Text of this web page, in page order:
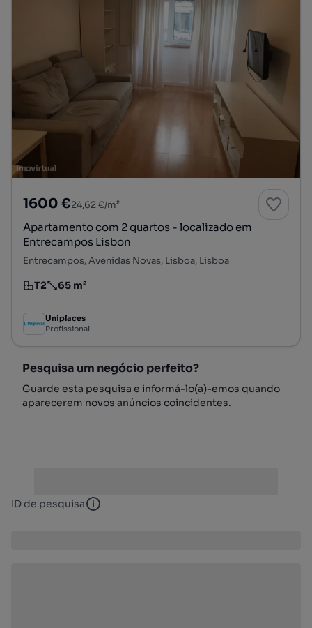
1600 €24,62 €/m²
Apartamento com 2 quartos - localizado em
Entrecampos Lisbon
Entrecampos, Avenidas Novas, Lisboa, Lisboa
Tipologia
T2
Preço por metro quadrado
65 m²
Uniplaces
Profissional
Pesquisa um negócio perfeito?
Guarde esta pesquisa e informá-lo(a)-emos quando
aparecerem novos anúncios coincidentes.
ID de pesquisa ID de pesquisa